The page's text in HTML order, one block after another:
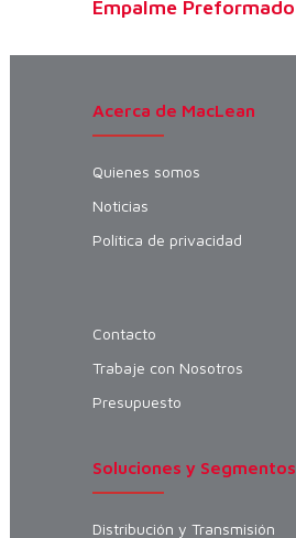
Empalme Preformado
Acerca de MacLean
Quienes somos
Noticias
Política de privacidad
Contacto
Trabaje con Nosotros
Presupuesto
Soluciones y Segmentos
Distribución y Transmisión